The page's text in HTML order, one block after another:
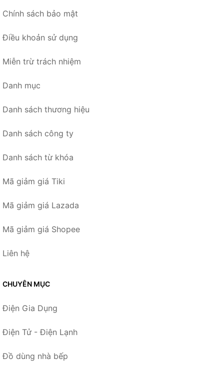
Chính sách bảo mật
Điều khoản sử dụng
Miễn trừ trách nhiệm
Danh mục
Danh sách thương hiệu
Danh sách công ty
Danh sách từ khóa
Mã giảm giá Tiki
Mã giảm giá Lazada
Mã giảm giá Shopee
Liên hệ
CHUYÊN MỤC
Điện Gia Dụng
Điện Tử - Điện Lạnh
Đồ dùng nhà bếp